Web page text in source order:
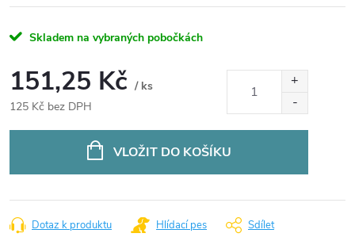
Skladem na vybraných pobočkách
151,25 Kč / ks
125 Kč bez DPH
VLOŽIT DO KOŠÍKU
Dotaz k produktu Hlídací pes Sdílet